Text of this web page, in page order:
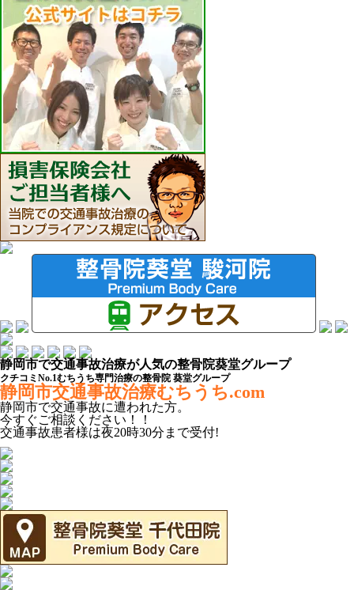
静岡市で交通事故治療が人気の整骨院葵堂グループ
クチコミNo.1むちうち専門治療の整骨院 葵堂グループ
静岡市交通事故治療むちうち.com
静岡市で交通事故に遭われた方。
今すぐご相談ください！！
交通事故患者様は夜20時30分 まで受付!